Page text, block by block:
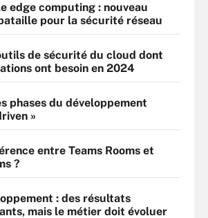
edge computing : nouveau
pour la sécurité réseau
de sécurité du cloud dont
ont besoin en 2024
phases du développement
»
entre Teams Rooms et
?
: des résultats
mais le métier doit évoluer